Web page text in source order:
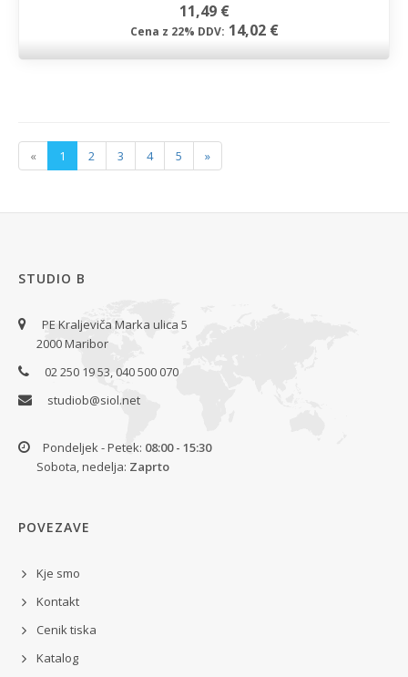
11,49 €
Cena z 22% DDV: 14,02 €
« 1 2 3 4 5 »
STUDIO B
PE Kraljeviča Marka ulica 5
2000 Maribor
02 250 19 53, 040 500 070
studiob@siol.net
Pondeljek - Petek: 08:00 - 15:30
Sobota, nedelja: Zaprto
POVEZAVE
Kje smo
Kontakt
Cenik tiska
Katalog